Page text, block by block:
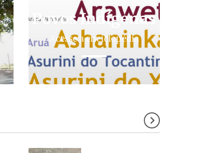
Povos Indígenas
Acesse a enciclopédia